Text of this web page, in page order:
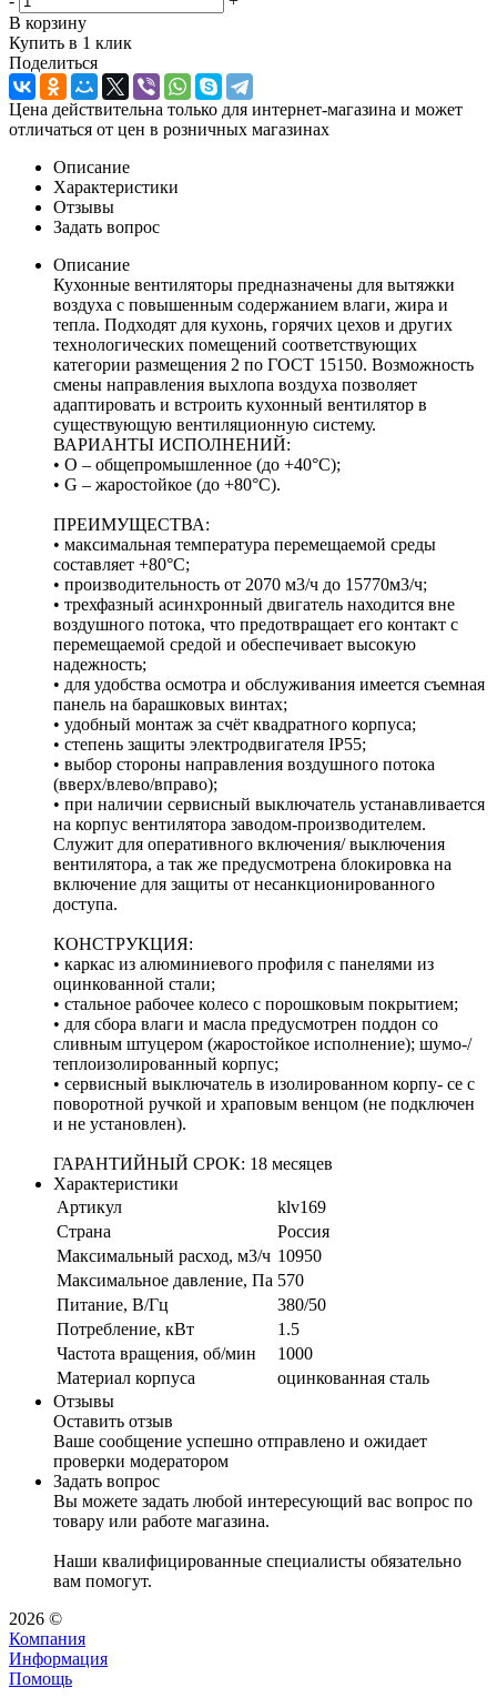
В корзину
Купить в 1 клик
Поделиться
Цена действительна только для интернет-магазина и может
отличаться от цен в розничных магазинах
Описание
Характеристики
Отзывы
Задать вопрос
Описание
Кухонные вентиляторы предназначены для вытяжки
воздуха с повышенным содержанием влаги, жира и
тепла. Подходят для кухонь, горячих цехов и других
технологических помещений соответствующих
категории размещения 2 по ГОСТ 15150. Возможность
смены направления выхлопа воздуха позволяет
адаптировать и встроить кухонный вентилятор в
существующую вентиляционную систему.
ВАРИАНТЫ ИСПОЛНЕНИЙ:
• О – общепромышленное (до +40°С);
• G – жаростойкое (до +80°С).
ПРЕИМУЩЕСТВА:
• максимальная температура перемещаемой среды
составляет +80°С;
• производительность от 2070 м3/ч до 15770м3/ч;
• трехфазный асинхронный двигатель находится вне
воздушного потока, что предотвращает его контакт с
перемещаемой средой и обеспечивает высокую
надежность;
• для удобства осмотра и обслуживания имеется съемная
панель на барашковых винтах;
• удобный монтаж за счёт квадратного корпуса;
• степень защиты электродвигателя IP55;
• выбор стороны направления воздушного потока
(вверх/влево/вправо);
• при наличии сервисный выключатель устанавливается
на корпус вентилятора заводом-производителем.
Служит для оперативного включения/ выключения
вентилятора, а так же предусмотрена блокировка на
включение для защиты от несанкционированного
доступа.
КОНСТРУКЦИЯ:
• каркас из алюминиевого профиля с панелями из
оцинкованной стали;
• стальное рабочее колесо с порошковым покрытием;
• для сбора влаги и масла предусмотрен поддон со
сливным штуцером (жаростойкое исполнение); шумо-/
теплоизолированный корпус;
• сервисный выключатель в изолированном корпу- се с
поворотной ручкой и храповым венцом (не подключен
и не установлен).
ГАРАНТИЙНЫЙ СРОК: 18 месяцев
Характеристики
Артикул
klv169
Страна
Россия
Максимальный расход, м3/ч 10950
Максимальное давление, Па 570
Питание, В/Гц
380/50
Потребление, кВт
1.5
Частота вращения, об/мин
1000
Материал корпуса
оцинкованная сталь
Отзывы
Оставить отзыв
Ваше сообщение успешно отправлено и ожидает
проверки модератором
Задать вопрос
Вы можете задать любой интересующий вас вопрос по
товару или работе магазина.
Наши квалифицированные специалисты обязательно
вам помогут.
2026 ©
Компания
Информация
Помощь